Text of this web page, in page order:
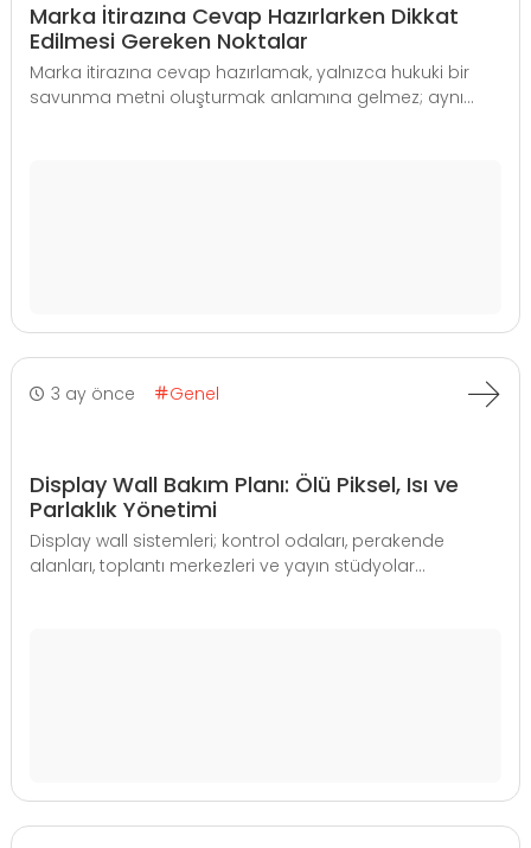
Marka İtirazına Cevap Hazırlarken Dikkat
Edilmesi Gereken Noktalar
Marka itirazına cevap hazırlamak, yalnızca hukuki bir
savunma metni oluşturmak anlamına gelmez; aynı...
3 ay önce Genel
Display Wall Bakım Planı: Ölü Piksel, Isı ve
Parlaklık Yönetimi
Display wall sistemleri; kontrol odaları, perakende
alanları, toplantı merkezleri ve yayın stüdyolar...